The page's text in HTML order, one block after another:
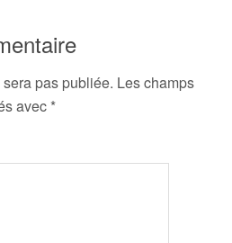
pas publiée. Les champs
avec *